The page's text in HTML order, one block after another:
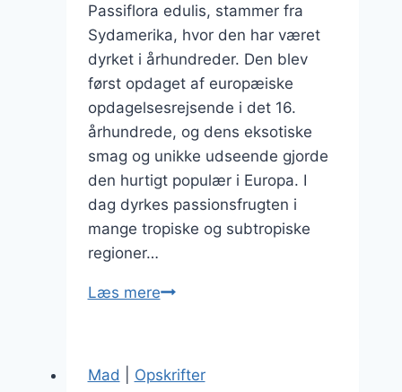
Passiflora edulis, stammer fra
Sydamerika, hvor den har været
dyrket i århundreder. Den blev
først opdaget af europæiske
opdagelsesrejsende i det 16.
århundrede, og dens eksotiske
smag og unikke udseende gjorde
den hurtigt populær i Europa. I
dag dyrkes passionsfrugten i
mange tropiske og subtropiske
regioner…
Læs merePassionsfrugt
morgenmad
Mad Opskrifter